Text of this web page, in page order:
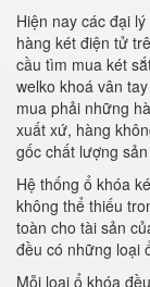
Hiện nay các đại
hàng két điện tử
cầu tìm mua két
welko khoá vân
mua phải những
xuất xứ, hàng
gốc chất lượng
Hệ thống ổ khóa
không thể thiếu
toàn cho tài sản
đều có những loại
Mỗi loại ổ khóa